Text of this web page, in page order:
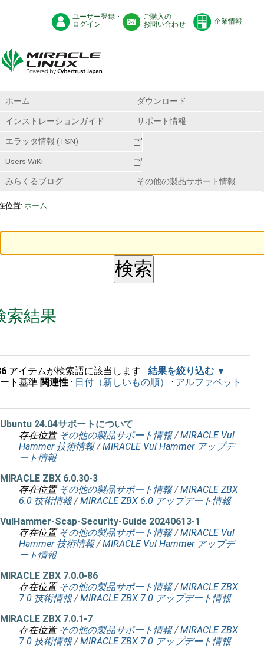
ユーザー登録・
ログイン
ご購入の
お問い合わせ
企業情報
ホーム ダウンロード
インストレーションガイド サポート情報
エラッタ情報 (TSN)
Users WiKi
みらくるブログ その他の製品サポート情報
位置: ホーム
索結果
アイテムが検索語に該当します
結果を絞り込む
ト基準 関連性 · 日付（新しいもの順） · アルファベット
Ubuntu 24.04サポートについて
存在位置 その他の製品サポート情報 /MIRACLE Vul
Hammer 技術情報 /MIRACLE Vul Hammer アップデ
ート情報
MIRACLE ZBX 6.0.30-3
存在位置 その他の製品サポート情報 /MIRACLE ZBX
6.0 技術情報 /MIRACLE ZBX 6.0 アップデート情報
VulHammer-Scap-Security-Guide 20240613-1
存在位置 その他の製品サポート情報 /MIRACLE Vul
Hammer 技術情報 /MIRACLE Vul Hammer アップデ
ート情報
MIRACLE ZBX 7.0.0-86
存在位置 その他の製品サポート情報 /MIRACLE ZBX
7.0 技術情報 /MIRACLE ZBX 7.0 アップデート情報
MIRACLE ZBX 7.0.1-7
存在位置 その他の製品サポート情報 /MIRACLE ZBX
7.0 技術情報 /MIRACLE ZBX 7.0 アップデート情報